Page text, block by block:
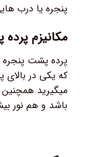
پنجره یا درب
مکانیزم
پرده پشت
که یکی در
باشد و هم نور